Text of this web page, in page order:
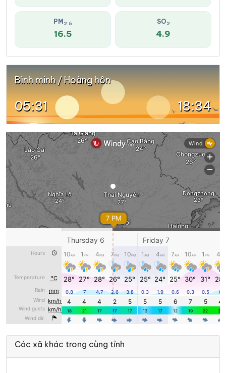
PM 2.5
16.5
SO2
4.9
Bình minh / Hoàng hôn
05:31 18:34
Các xã khác trong cùng tỉnh